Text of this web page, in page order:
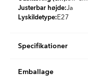
Justerbar højde:Ja
Lyskildetype: E27
Specifikationer
Produktmateriale:
Farve: Brun
Emballage